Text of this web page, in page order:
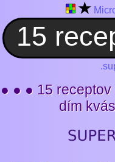
★
● ● ● 15
dím